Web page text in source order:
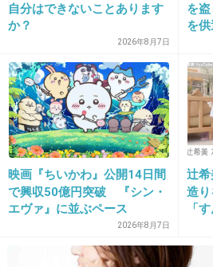
界になって欲しい......本当は
ゃなく、一生なんだけどね。
29. 匿名2013/07/02(火) 04:21:59
お金を気にせずパーっと豪
自分はできないことあります
か？
2026年8月7日
を
を
男
で
映画『ちいかわ』公開14日間
で興収50億円突破 『シン・
エヴァ』に並ぶペース
2026年8月7日
辻
造
「
マ